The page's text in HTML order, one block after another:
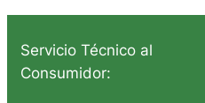
Servicio Técnico al
Consumidor: